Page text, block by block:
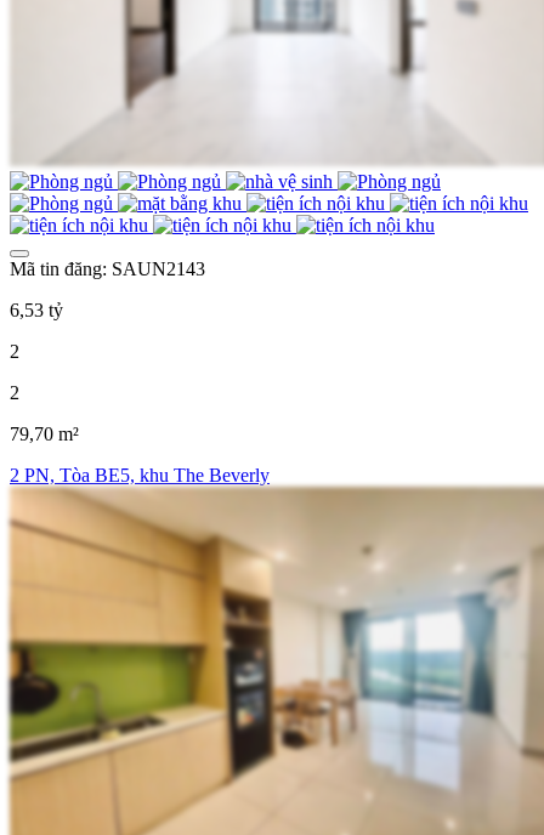
Mã tin đăng: SAUN2143
6,53 tỷ
2
2
79,70 m²
2 PN, Tòa BE5, khu The Beverly